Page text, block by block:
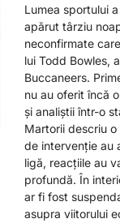
Lumea sportului
apărut târziu
neconfirmate
lui Todd Bowles,
Buccaneers.
nu au oferit încă
și analiștii într-o
Martorii descriu
de intervenție au
ligă, reacțiile au
profundă. În
ar fi fost
asupra viitorului